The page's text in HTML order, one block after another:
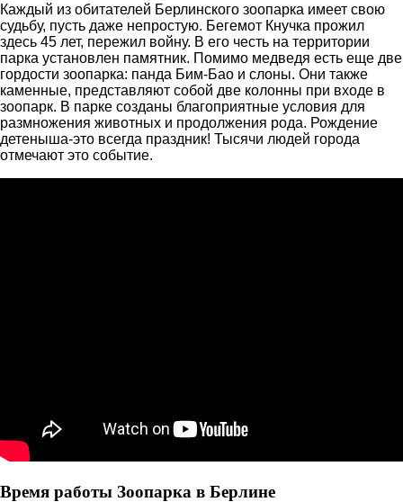
Каждый из обитателей Берлинского зоопарка имеет свою
судьбу, пусть даже непростую. Бегемот Кнучка прожил
здесь 45 лет, пережил войну. В его честь на территории
парка установлен памятник. Помимо медведя есть еще две
гордости зоопарка: панда Бим-Бао и слоны. Они также
каменные, представляют собой две колонны при входе в
зоопарк. В парке созданы благоприятные условия для
размножения животных и продолжения рода. Рождение
детеныша-это всегда праздник! Тысячи людей города
отмечают это событие.
Время работы Зоопарка в Берлине